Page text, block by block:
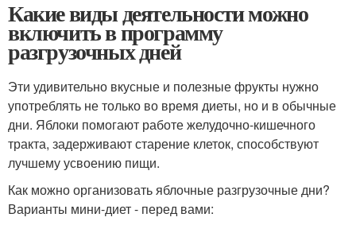
Какие виды деятельности можно
включить в программу
разгрузочных дней
Эти удивительно вкусные и полезные фрукты нужно
употреблять не только во время диеты, но и в обычные
дни. Яблоки помогают работе желудочно-кишечного
тракта, задерживают старение клеток, способствуют
лучшему усвоению пищи.
Как можно организовать яблочные разгрузочные дни?
Варианты мини-диет - перед вами: